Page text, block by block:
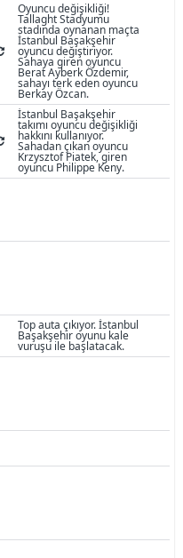
Oyuncu değişikliği!
Tallaght Stadyumu
stadında oynanan maçta
İstanbul Başakşehir
oyuncu değiştiriyor.
Sahaya giren oyuncu
Berat Ayberk Özdemir,
sahayı terk eden oyuncu
Berkay Özcan.
İstanbul Başakşehir
takımı oyuncu değişikliği
hakkını kullanıyor.
Sahadan çıkan oyuncu
Krzysztof Piatek, giren
oyuncu Philippe Keny.
Top auta çıkıyor. İstanbul
Başakşehir oyunu kale
vuruşu ile başlatacak.